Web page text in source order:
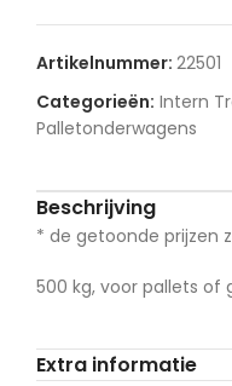
Artikelnummer: 22501
Categorieën: Intern
Palletonderwagens
Beschrijving
* de getoonde prijzen
500 kg, voor pallets of
Extra informatie